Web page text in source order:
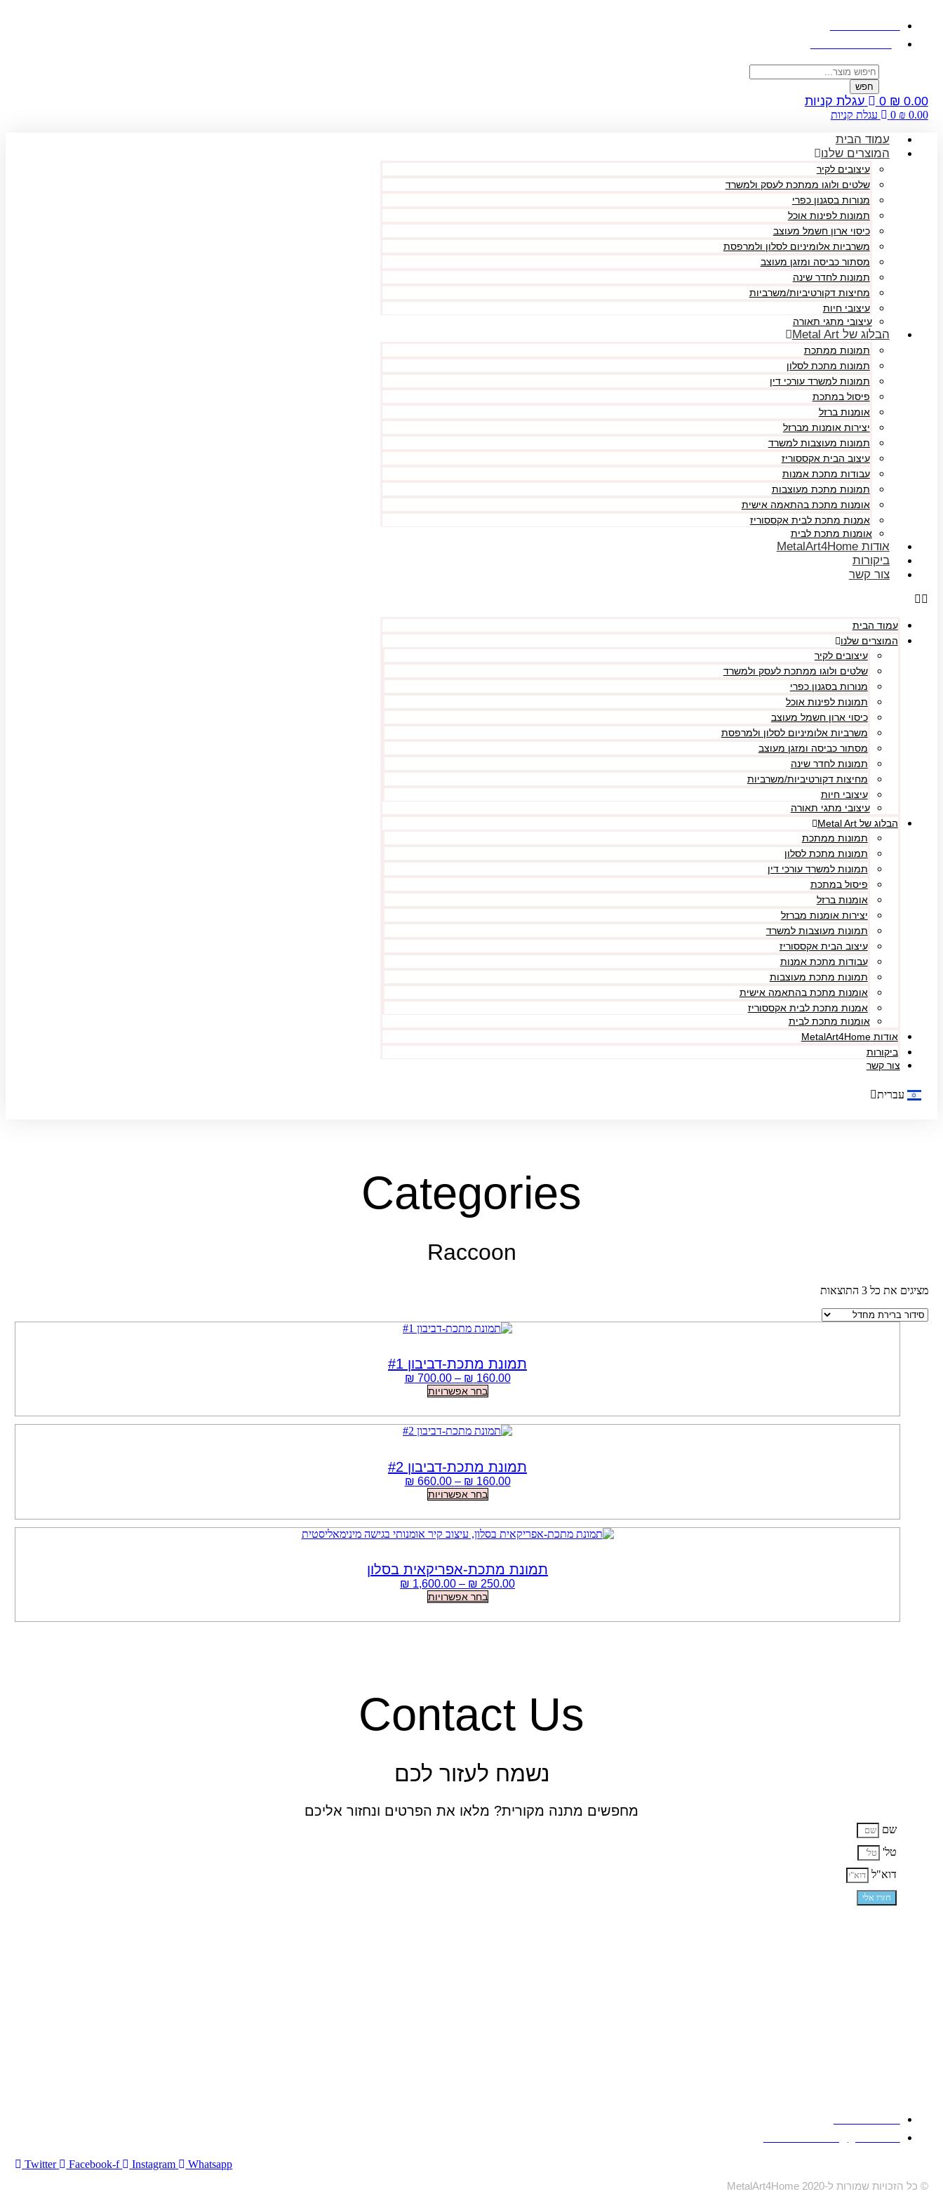
Products
search
חפש
₪ 0.00
0 עגלת קניות
₪ 0.00
0 עגלת קניות
עמוד הבית
המוצרים שלנו
עיצובים לקיר
שלטים ולוגו ממתכת לעסק ולמשרד
מנורות בסגנון כפרי
תמונות לפינות אוכל
כיסוי ארון חשמל מעוצב
משרביות אלומיניום לסלון ולמרפסת
מסתור כביסה ומזגן מעוצב
תמונות לחדר שינה
מחיצות דקורטיביות/משרביות
עיצובי חיות
עיצובי מתגי תאורה
הבלוג של Metal Art
תמונות ממתכת
תמונות מתכת לסלון
תמונות למשרד עורכי דין
פיסול במתכת
אומנות ברזל
יצירות אומנות מברזל
תמונות מעוצבות למשרד
עיצוב הבית אקססוריז
עבודות מתכת אמנות
תמונות מתכת מעוצבות
אומנות מתכת בהתאמה אישית
אמנות מתכת לבית אקססוריז
אומנות מתכת לבית
אודות MetalArt4Home
ביקורות
צור קשר
עמוד הבית
המוצרים שלנו
עיצובים לקיר
שלטים ולוגו ממתכת לעסק ולמשרד
מנורות בסגנון כפרי
תמונות לפינות אוכל
כיסוי ארון חשמל מעוצב
משרביות אלומיניום לסלון ולמרפסת
מסתור כביסה ומזגן מעוצב
תמונות לחדר שינה
מחיצות דקורטיביות/משרביות
עיצובי חיות
עיצובי מתגי תאורה
הבלוג של Metal Art
תמונות ממתכת
תמונות מתכת לסלון
תמונות למשרד עורכי דין
פיסול במתכת
אומנות ברזל
יצירות אומנות מברזל
תמונות מעוצבות למשרד
עיצוב הבית אקססוריז
עבודות מתכת אמנות
תמונות מתכת מעוצבות
אומנות מתכת בהתאמה אישית
אמנות מתכת לבית אקססוריז
אומנות מתכת לבית
אודות MetalArt4Home
ביקורות
צור קשר
עברית
English
Categories
Raccoon
מציגים את כל ⁦3⁩ התוצאות
תמונת מתכת-דביבון #1
₪ 160.00
–
₪ 700.00
עד
⁦₪ 700.00⁩
בחר אפשרויות
יש
מספר
סוגים.
לבחור
את
האפשרויות
בעמוד
המוצר
תמונת מתכת-דביבון #2
₪ 160.00
–
₪ 660.00
עד
⁦₪ 660.00⁩
בחר אפשרויות
יש
מספר
לבחור
את
האפשרויות
בעמוד
המוצר
תמונת מתכת-אפריקאית בסלון
₪ 250.00
–
₪ 1,600.00
עד
בחר אפשרויות
יש
האפשרויות
בעמוד
המוצר
Contact Us
נשמח לעזור לכם
מחפשים מתנה מקורית? מלאו את הפרטים ונחזור אליכם
שם
טל'
דוא"ל
חזרו אלי
Twitter Facebook-f Instagram
Whatsapp
© כל הזכויות שמורות ל-MetalArt4Home 2020